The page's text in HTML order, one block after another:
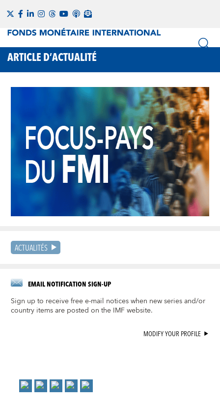
ARTICLE D’ACTUALITÉ
ACTUALITÉS
EMAIL NOTIFICATION SIGN-UP
Sign up to receive free e-mail notices when new series and/or
country items are posted on the IMF website.
MODIFY YOUR PROFILE